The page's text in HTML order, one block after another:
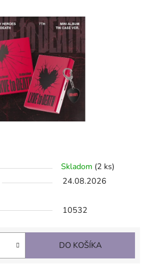
Skladom (2 ks)
24.08.2026
10532
DO KOŠÍKA